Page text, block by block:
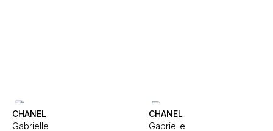
CHANEL
Gabrielle
CHANEL
Gabrielle